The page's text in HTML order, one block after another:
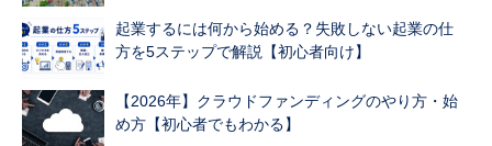
起業するには何から始める？失敗しない起業の仕
方を5ステップで解説【初心者向け】
【2026年】クラウドファンディングのやり方・始
め方【初心者でもわかる】